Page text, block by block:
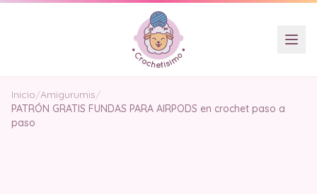
Inicio/Amigurumis/
PATRÓN GRATIS FUNDAS PARA AIRPODS en crochet paso a
paso